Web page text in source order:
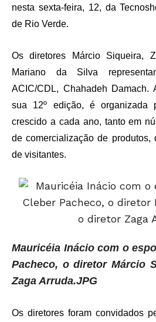
nesta sexta-feira, 12, da
de Rio Verde.
Os diretores Márcio Siqueira,
Mariano da Silva
ACIC/CDL, Chahadeh
sua 12º edição, é organizada
crescido a cada ano, tanto em
de comercialização de produtos,
de visitantes.
Mauricéia Inácio com o
Pacheco, o diretor Márcio
Zaga Arruda.JPG
Os diretores foram convidados